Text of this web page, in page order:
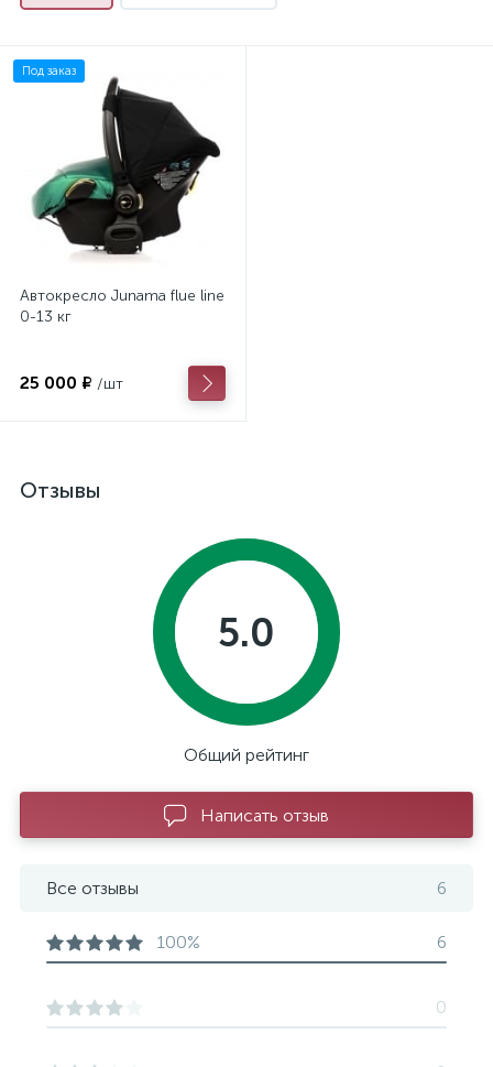
Под заказ
Автокресло Junama flue line
0-13 кг
25 000 ₽ /шт
Отзывы
5.0
Общий рейтинг
Написать отзыв
Все отзывы 6
100% 6
0